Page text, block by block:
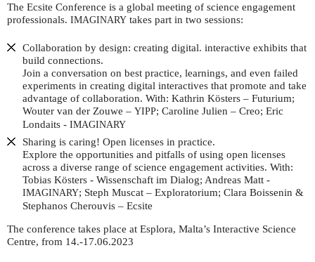
The Ecsite Conference is a global meeting of science engagement
professionals. IMAGINARY takes part in two sessions:
Collaboration by design: creating digital. interactive exhibits that
build connections.
Join a conversation on best practice, learnings, and even failed
experiments in creating digital interactives that promote and take
advantage of collaboration. With: Kathrin Kösters – Futurium;
Wouter van der Zouwe – YIPP; Caroline Julien – Creo; Eric
Londaits - IMAGINARY
Sharing is caring! Open licenses in practice.
Explore the opportunities and pitfalls of using open licenses
across a diverse range of science engagement activities. With:
Tobias Kösters - Wissenschaft im Dialog; Andreas Matt -
IMAGINARY; Steph Muscat – Exploratorium; Clara Boissenin &
Stephanos Cherouvis – Ecsite
The conference takes place at Esplora, Malta’s Interactive Science
Centre, from 14.-17.06.2023